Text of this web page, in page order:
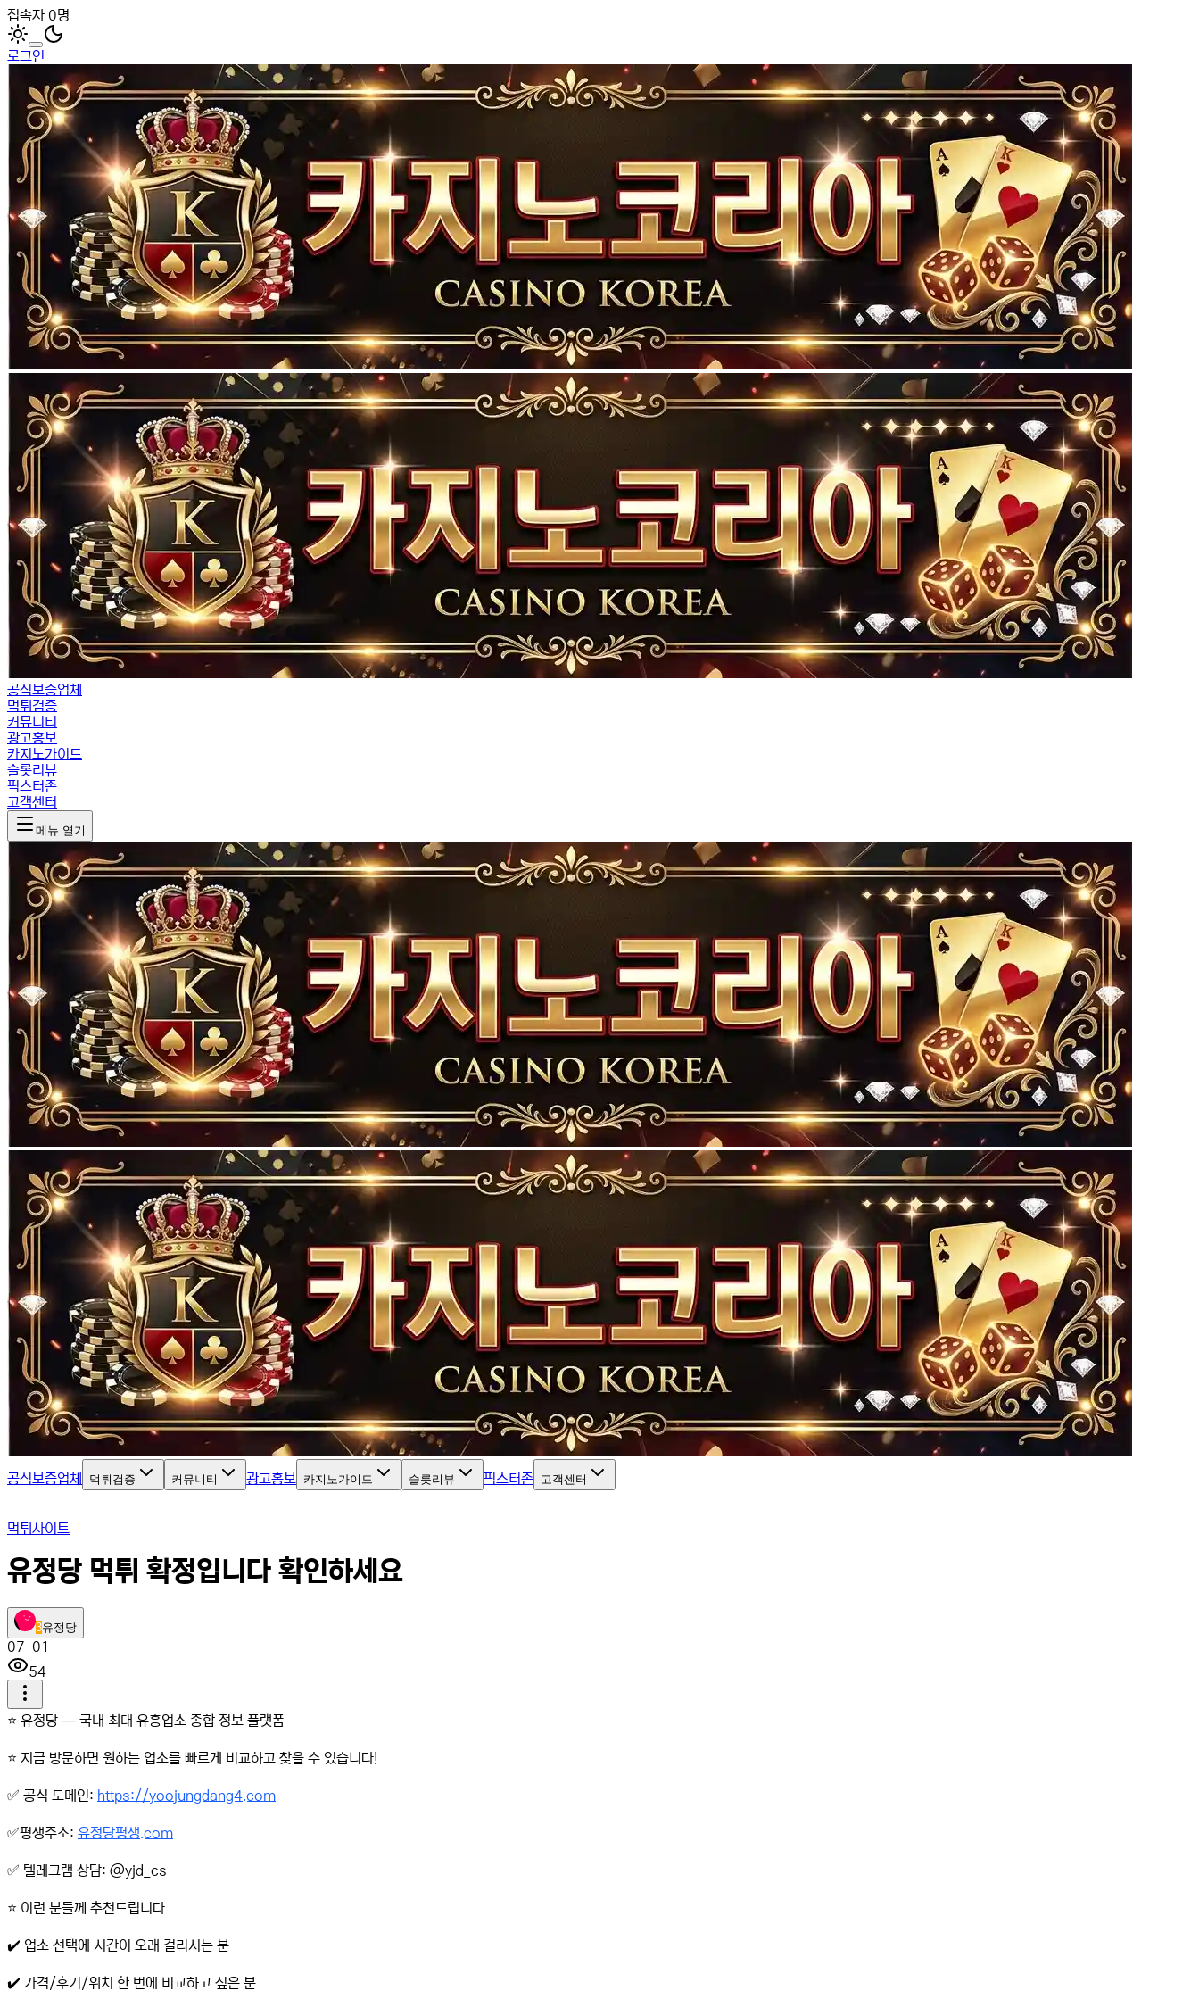
접속자 0명
로그인
공식보증업체
먹튀검증
커뮤니티
광고홍보
카지노가이드
슬롯리뷰
픽스터존
고객센터
메뉴 열기
공식보증업체 먹튀검증 커뮤니티 광고홍보 카지노가이드 슬롯리뷰 픽스터존 고객센터
먹튀사이트
유정당 먹튀 확정입니다 확인하세요
3유정당
07-01
54
⭐️ 유정당 — 국내 최대 유흥업소 종합 정보 플랫폼
⭐️ 지금 방문하면 원하는 업소를 빠르게 비교하고 찾을 수 있습니다!
✅ 공식 도메인: https://yoojungdang4.com
✅평생주소: 유정당평생.com
✅ 텔레그램 상담: @yjd_cs
⭐️ 이런 분들께 추천드립니다
✔️ 업소 선택에 시간이 오래 걸리시는 분
✔️ 가격/후기/위치 한 번에 비교하고 싶은 분